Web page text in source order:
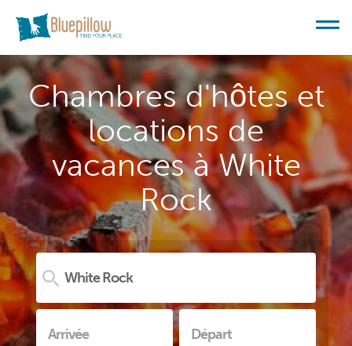
Chambres d'hôtes et
locations de
vacances à White
Rock